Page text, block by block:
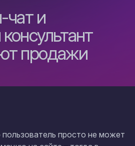
чат и
продажи
просто не может